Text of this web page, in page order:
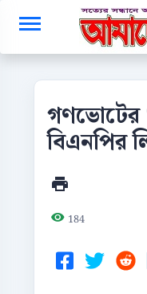
গণভোটের
বিএনপির
184